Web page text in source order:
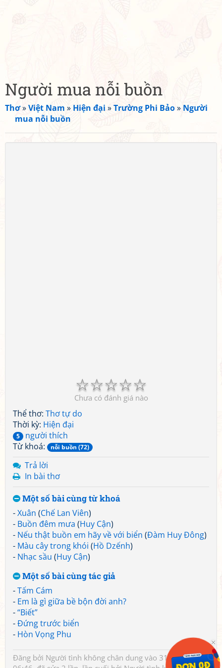
Người mua nỗi buồn
Thơ»Việt Nam » Hiện đại »Trường Phi Bảo» Người
mua nỗi buồn
☆
☆
☆
☆
☆
Chưa có đánh giá nào
Thể thơ: Thơ tự do
Thời kỳ: Hiện đại
5
người thích
Từ khoá:
nỗi buồn (72)
Trả lời
In bài thơ
Một số bài cùng từ khoá
-Xuân (Chế Lan Viên)
- Buồn đêm mưa (Huy Cận)
- Nếu thật buồn em hãy về với biển (Đàm Huy Đông)
- Màu cây trong khói (Hồ Dzếnh)
- Nhạc sầu (Huy Cận)
Một số bài cùng tác giả
-Tấm Cám
- Em là gì giữa bề bộn đời anh?
-“Biết”
-Đứng trước biển
- Hòn Vọng Phu
Đăng bởi Người tình không chân dung vào 31/03/2007